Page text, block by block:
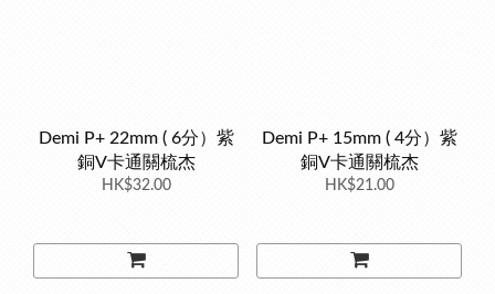
Demi P+ 22mm ( 6分）紫
銅V卡通關梳杰
HK$32.00
Demi P+ 15mm ( 4分）紫
銅V卡通關梳杰
HK$21.00